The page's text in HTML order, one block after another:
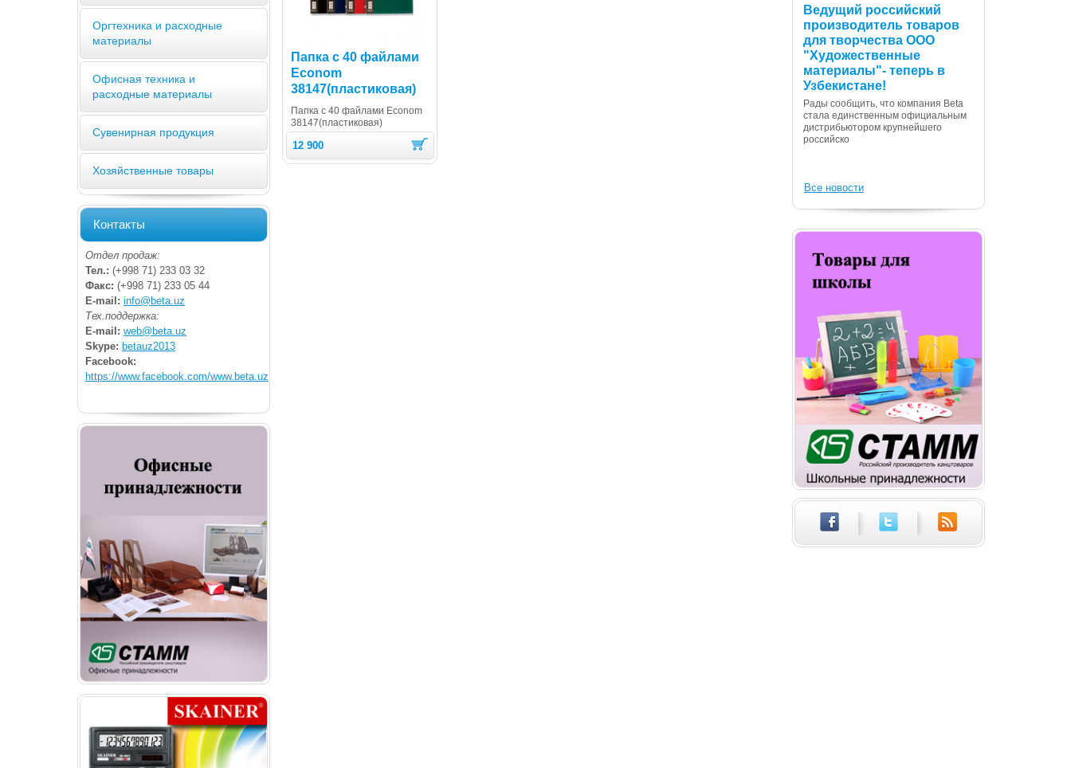
Оргтехника и расходные
материалы
Офисная техника и
расходные материалы
Сувенирная продукция
Хозяйственные товары
Контакты
Отдел продаж:
Тел.: (+998 71) 233 03 32
Факс: (+998 71) 233 05 44
E-mail: info@beta.uz
Тех.поддержка:
E-mail: web@beta.uz
Skype: betauz2013
Facebook:
https://www.facebook.com/www.beta.uz
Папка с 40 файлами
Econom
38147(пластиковая)
Папка с 40 файлами Econom
38147(пластиковая)
12 900
Ведущий российский
производитель товаров
для творчества ООО
"Художественные
материалы"- теперь в
Узбекистане!
Рады сообщить, что компания Beta
стала единственным официальным
дистрибьютором крупнейшего
российско
Все новости